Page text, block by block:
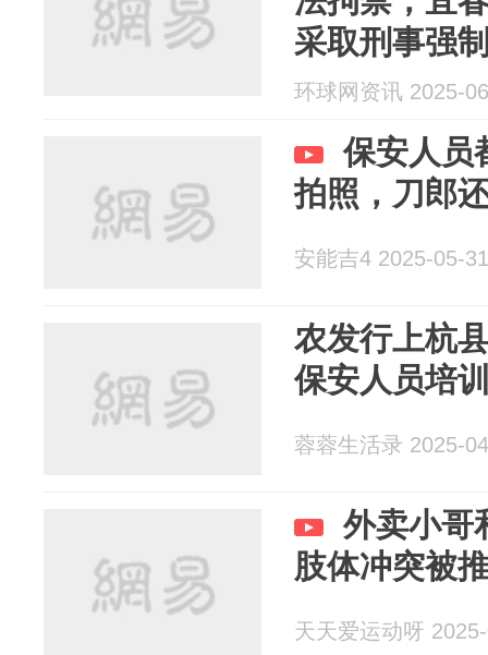
采取刑事强
环球网资讯 2025-
保安人员
拍照，刀郎
安能吉4 2025-05-31
农发行上杭
保安人员培
蓉蓉生活录 2025-
外卖小哥
肢体冲突被
天天爱运动呀